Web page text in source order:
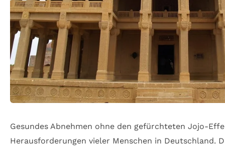
Gesundes Abnehmen ohne den gefürchteten Jojo-
Herausforderungen vieler Menschen in Deutschland.